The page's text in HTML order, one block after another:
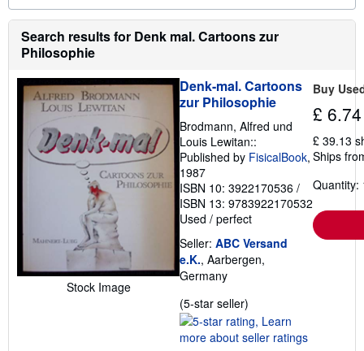
a
b
o
u
i
p
i
n
g
r
t
e
s
Search results for Denk mal. Cartoons zur
Philosophie
Stock Image
Denk-mal. Cartoons
zur Philosophie
Brodmann, Alfred und
Louis Lewitan::
Published by FisicalBook,
1987
ISBN 10: 3922170536 /
ISBN 13: 9783922170532
Used / perfect
Seller: ABC Versand
e.K., Aarbergen,
Germany
(5-star seller)
rating
5
Buy
£ 6.74
£ 39.13
Ships
Quantity: